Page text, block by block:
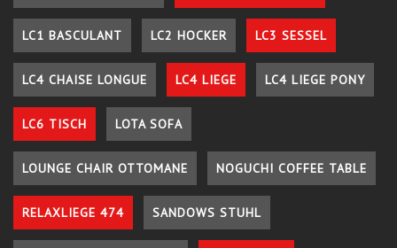
LC1 BASCULANT LC2 HOCKER LC3 SESSEL
LC4 CHAISE LONGUE LC4 LIEGE LC4 LIEGE PONY
LC6 TISCH LOTA SOFA
LOUNGE CHAIR OTTOMANE NOGUCHI COFFEE TABLE
RELAXLIEGE 474 SANDOWS STUHL